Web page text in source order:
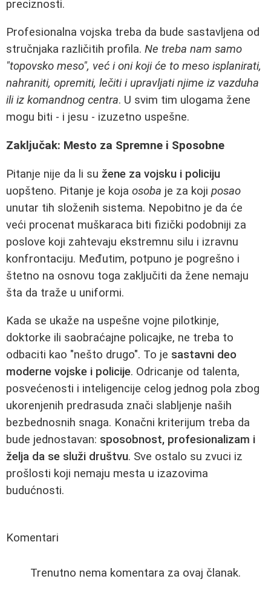
preciznosti.
Profesionalna vojska treba da bude sastavljena od
stručnjaka različitih profila. Ne treba nam samo
"topovsko meso", već i oni koji će to meso isplanirati,
nahraniti, opremiti, lečiti i upravljati njime iz vazduha
ili iz komandnog centra. U svim tim ulogama žene
mogu biti - i jesu - izuzetno uspešne.
Zaključak: Mesto za Spremne i Sposobne
Pitanje nije da li su žene za vojsku i policiju
uopšteno. Pitanje je koja osoba je za koji posao
unutar tih složenih sistema. Nepobitno je da će
veći procenat muškaraca biti fizički podobniji za
poslove koji zahtevaju ekstremnu silu i izravnu
konfrontaciju. Međutim, potpuno je pogrešno i
štetno na osnovu toga zaključiti da žene nemaju
šta da traže u uniformi.
Kada se ukaže na uspešne vojne pilotkinje,
doktorke ili saobraćajne policajke, ne treba to
odbaciti kao "nešto drugo". To je sastavni deo
moderne vojske i policije. Odricanje od talenta,
posvećenosti i inteligencije celog jednog pola zbog
ukorenjenih predrasuda znači slabljenje naših
bezbednosnih snaga. Konačni kriterijum treba da
bude jednostavan: sposobnost, profesionalizam i
želja da se služi društvu. Sve ostalo su zvuci iz
prošlosti koji nemaju mesta u izazovima
budućnosti.
Komentari
Trenutno nema komentara za ovaj članak.